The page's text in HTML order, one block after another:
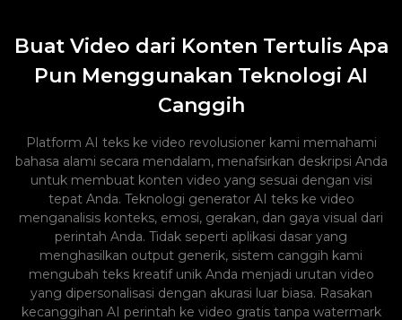
Buat Video dari Konten Tertulis Apa
Pun Menggunakan Teknologi AI
Canggih
Platform AI teks ke video revolusioner kami memahami
bahasa alami secara mendalam, menafsirkan deskripsi Anda
untuk membuat konten video yang sesuai dengan visi
tepat Anda. Teknologi generator AI teks ke video
menganalisis konteks, emosi, gerakan, dan gaya visual dari
perintah Anda. Tidak seperti aplikasi dasar yang
menghasilkan output generik, sistem canggih kami
mengubah teks kreatif unik Anda menjadi urutan video
yang dipersonalisasi dengan akurasi luar biasa. Rasakan
kecanggihan AI perintah ke video gratis tanpa watermark